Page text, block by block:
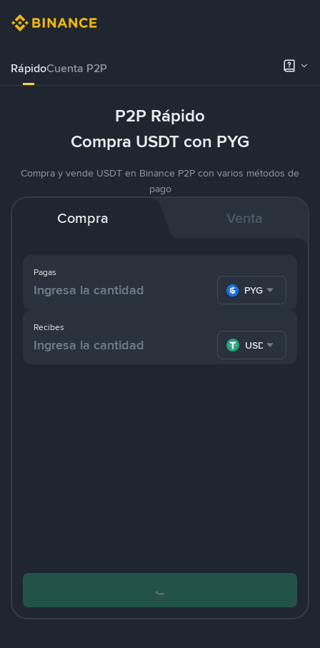
RápidoCuenta P2P
P2P Rápido
Compra USDT con PYG
Compra y vende USDT en Binance P2P con varios métodos de
pago
Compra Venta
Pagas
PYG
Recibes
USDT